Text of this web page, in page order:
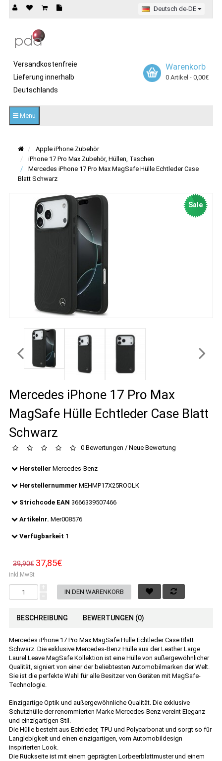
Deutsch de-DE
Versandkostenfreie
Lieferung innerhalb
Deutschlands
Warenkorb
0 Artikel - 0,00€
Menu
Apple iPhone Zubehör
iPhone 17 Pro Max Zubehör, Hüllen, Taschen
Mercedes iPhone 17 Pro Max MagSafe Hülle Echtleder Case
Blatt Schwarz
Sale
Mercedes iPhone 17 Pro Max
MagSafe Hülle Echtleder Case Blatt
Schwarz
0 Bewertungen / Neue Bewertung
Hersteller Mercedes-Benz
Herstellernummer MEHMP17X25ROOLK
Strichcode EAN 3666339507466
Artikelnr. Mer008576
Verfügbarkeit 1
39,90€ 37,85€
inkl.MwSt
BESCHREIBUNG BEWERTUNGEN (0)
Mercedes iPhone 17 Pro Max MagSafe Hülle Echtleder Case Blatt
Schwarz. Die exklusive Mercedes-Benz Hülle aus der Leather Large
Laurel Leave MagSafe Kollektion ist eine Hülle von außergewöhnlicher
Qualität, signiert von einer der beliebtesten Automobilmarken der Welt.
Sie ist die perfekte Wahl für alle Besitzer von Geräten mit MagSafe-
Technologie.
Einzigartige Optik und außergewöhnliche Qualität. Die exklusive
Schutzhülle der renommierten Marke Mercedes-Benz vereint Eleganz
und einzigartigen Stil.
Die Hülle besteht aus Echtleder, TPU und Polycarbonat und sorgt so für
Langlebigkeit und einen einzigartigen, vom Automobildesign
inspirierten Look.
Die Rückseite ist mit einem geprägten Lorbeerblattmuster und einem